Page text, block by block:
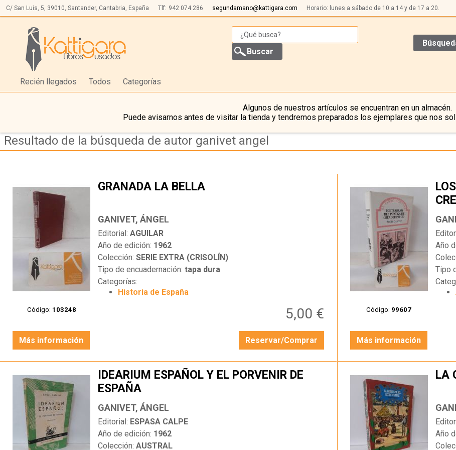
C/ San Luis, 5, 39010, Santander, Cantabria, España Tlf: 942 074 286 segundamano@kattigara.com Horario: lunes a sábado de 10 a 14 y de 17 a 20.
Recién llegados Todos Categorías
Algunos de nuestros artículos se encuentran en un almacén.
Puede avisarnos antes de visitar la tienda y tendremos preparados los ejemplares que nos
Resultado de la búsqueda de autor ganivet angel
Código: 103248
GRANADA LA BELLA
GANIVET, ÁNGEL
Editorial:AGUILAR
Año de edición: 1962
Colección:SERIE EXTRA (CRISOLÍN)
Tipo de encuadernación:tapa dura
Categorías:
Historia de España
5,00 €
Más información Reservar/Comprar
Código: 99607
Año
Tipo
Más información
IDEARIUM ESPAÑOL Y EL PORVENIR DE
ESPAÑA
GANIVET, ÁNGEL
Editorial: ESPASA CALPE
Año de edición: 1962
Colección:AUSTRAL
LA
Año